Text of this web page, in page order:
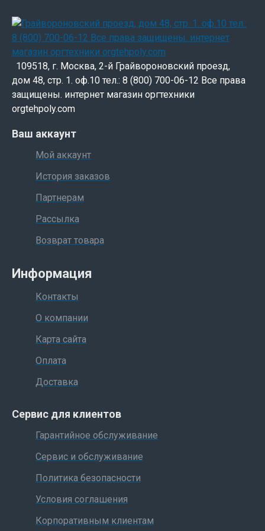
109518, г. Москва, 2-й Грайвороновский проезд,
дом 48, стр. 1. оф.10 тел.: 8 (800) 700-06-12 Все права
защищены. интернет магазин оргтехники
orgtehpoly.com
Ваш аккаунт
Мой аккаунт
История заказов
Партнерам
Рассылка
Возврат товара
Информация
Контакты
О компании
Карта сайта
Оплата
Доставка
Сервис для клиентов
Гарантийное обслуживание
Сервис и обслуживание
Политика безопасности
Условия соглашения
Корпоративным клиентам